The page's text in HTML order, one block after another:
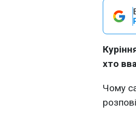
хто
Чому